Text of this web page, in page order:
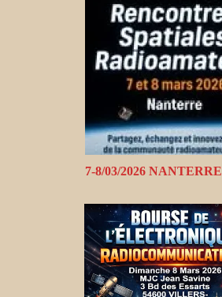
7-8/03/2026